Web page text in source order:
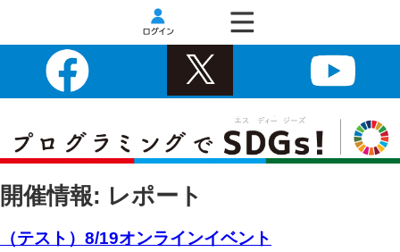
開催情報: レポート
（テスト）8/19オンラインイベント